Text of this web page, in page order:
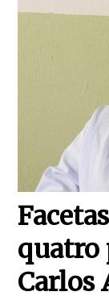
quatro
Carlos